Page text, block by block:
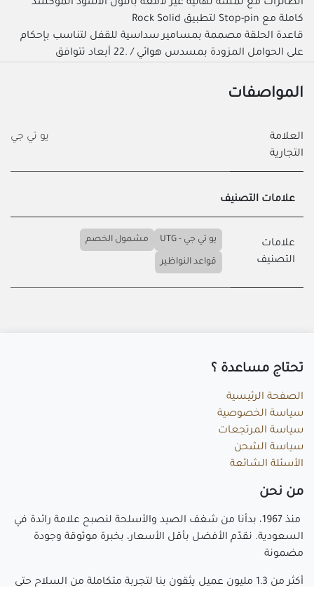
الطائرات مع لمسة نهائية غير لامعة باللون الأسود المؤكسد
كاملة مع Stop-pin لتطبيق Rock Solid
قاعدة الحلقة مصممة بمسامير سداسية للقفل لتناسب بإحكام
على الحوامل المزودة بمسدس هوائي / .22 أبعاد تتوافق
المواصفات
العلامة
التجارية
يو تي جي
علامات التصنيف
علامات
التصنيف
يو تي جي - UTG مشمول الخصم
قواعد النواظير
تحتاج مساعد​ة ؟
الصفحة الرئيسية
سياسة الخصوصية
سياسة المرتجعات
سياسة الشحن
الأسئلة الشائعة
م​ن نحن
منذ 1967، بدأنا من شغف الصيد والأسلحة لنصبح علامة رائدة في
السعودية. نقدّم الأفضل بأقل الأسعار، بخبرة موثوقة وجودة
مضمونة
أكثر من 1.3 مليون عميل يثقون بنا لتجربة متكاملة من السلاح حتى